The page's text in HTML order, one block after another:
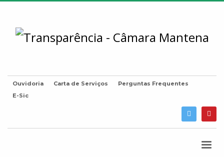
Ouvidoria Carta de Serviços
Perguntas Frequentes
E-Sic